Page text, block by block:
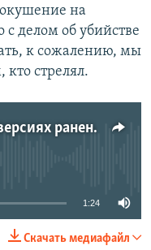
на
делом об убийстве
к сожалению, мы
стрелял.
Адвокат Мурад Мусаев - о версиях ранения Джабраила Махмудова
available
1:24
Скачать медиафайл